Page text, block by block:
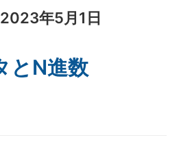
2023年5月1日
とN進数